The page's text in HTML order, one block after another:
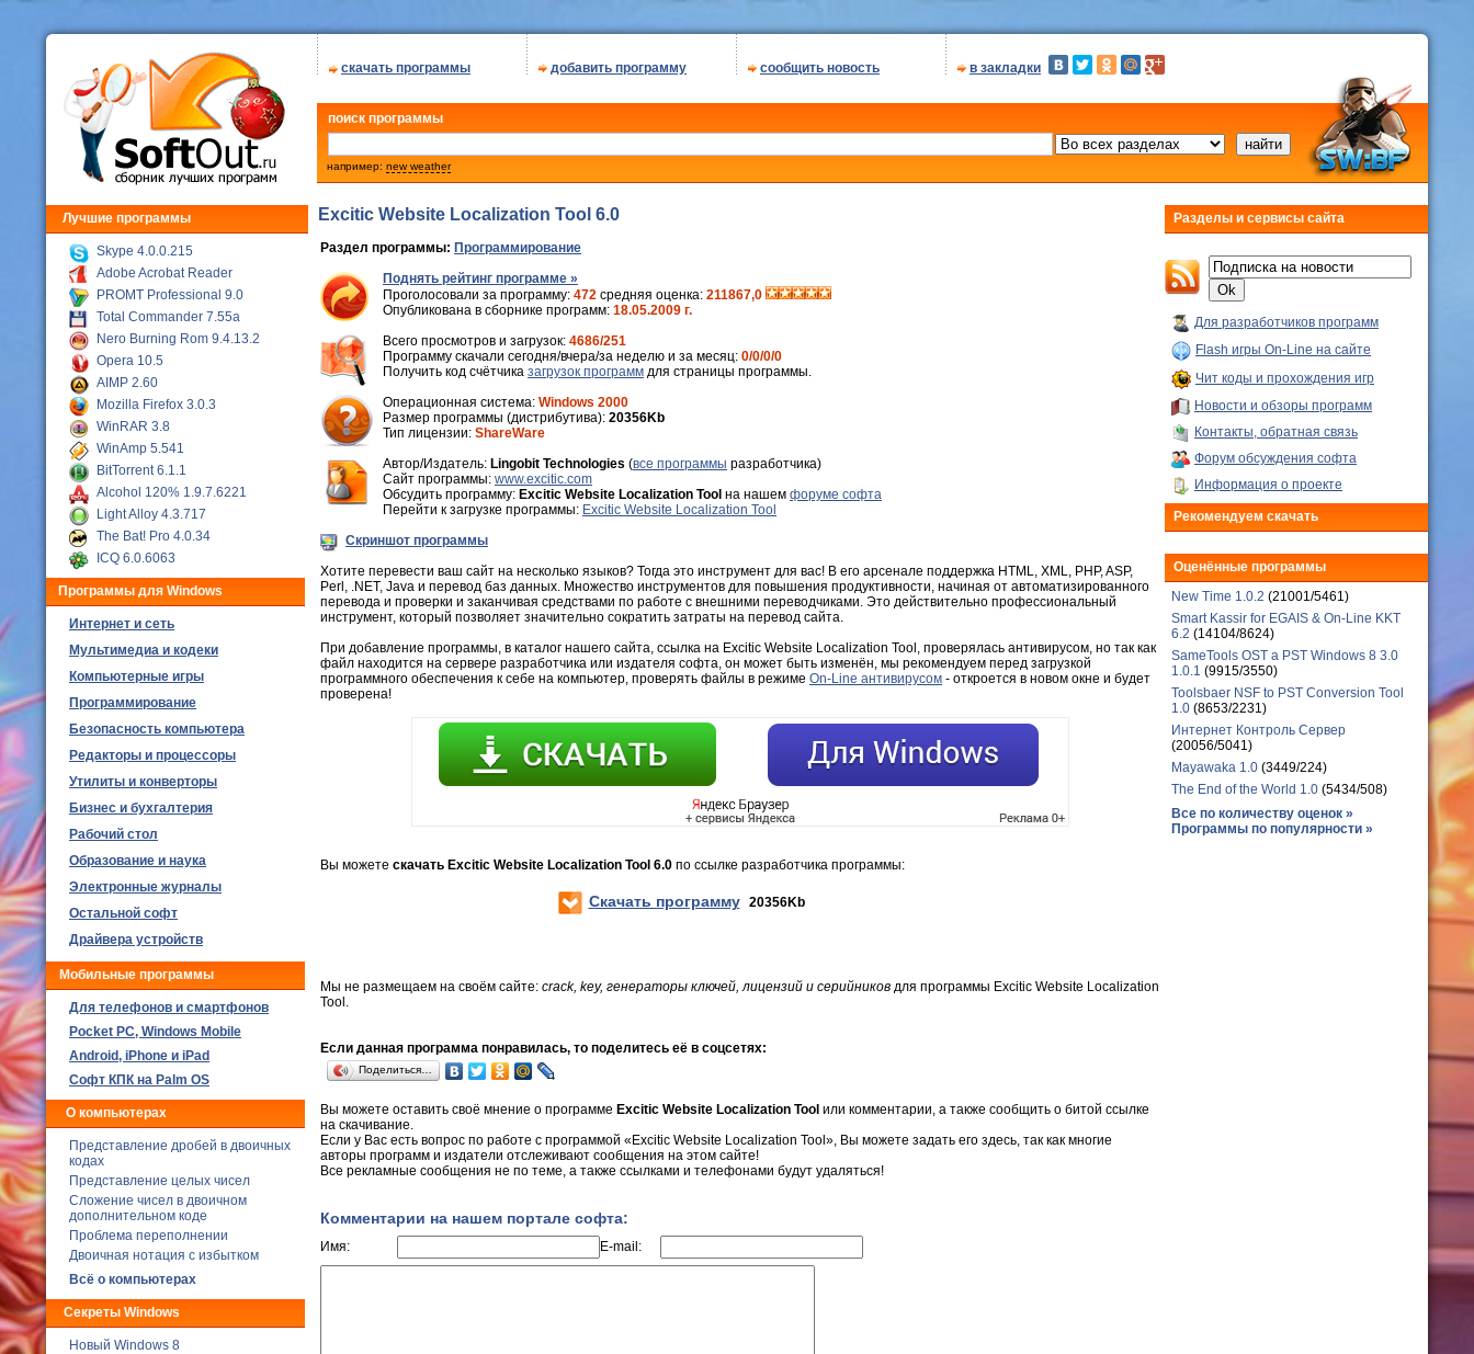
скачать программы добавить программу сообщить новость в закладки
поиск программы
например: new weather
Лучшие программы
Skype 4.0.0.215
Adobe Acrobat Reader
PROMT Professional 9.0
Total Commander 7.55a
Nero Burning Rom 9.4.13.2
Opera 10.5
AIMP 2.60
Mozilla Firefox 3.0.3
WinRAR 3.8
WinAmp 5.541
BitTorrent 6.1.1
Alcohol 120% 1.9.7.6221
Light Alloy 4.3.717
The Bat! Pro 4.0.34
ICQ 6.0.6063
Программы для Windows
Интернет и сеть
Мультимедиа и кодеки
Компьютерные игры
Программирование
Безопасность компьютера
Редакторы и процессоры
Утилиты и конверторы
Бизнес и бухгалтерия
Рабочий стол
Образование и наука
Электронные журналы
Остальной софт
Драйвера устройств
Мобильные программы
Для телефонов и смартфонов
Poсket PC, Windows Mobile
Android, iPhone и iPad
Софт КПК на Palm OS
О компьютерах
Представление дробей в двоичных
кодах
Представление целых чисел
Сложение чисел в двоичном
дополнительном коде
Проблема переполнении
Двоичная нотация с избытком
Всё о компьютерах
Секреты Windows
Новый Windows 8
Excitic Website Localization Tool 6.0
Раздел программы: Программирование
Поднять рейтинг программе »
Проголосовали за программу: 472 средняя оценка: 211867,0
Опубликована в сборнике программ: 18.05.2009 г.
Всего просмотров и загрузок: 4686/251
Программу скачали сегодня/вчера/за неделю и за месяц: 0/0/0/0
Получить код счётчика загрузок программ для страницы программы.
Операционная система: Windows 2000
Размер программы (дистрибутива): 20356Kb
Тип лицензии: ShareWare
Автор/Издатель: Lingobit Technologies (все программы разработчика)
Cайт программы: www.excitic.com
Обсудить программу: Excitic Website Localization Tool на нашем форуме софта
Перейти к загрузке программы: Excitic Website Localization Tool
Скриншот программы
Хотите перевести ваш сайт на несколько языков? Тогда это инструмент для вас! В его арсенале поддержка HTML, XML, PHP, ASP,
Perl, .NET, Java и перевод баз данных. Множество инструментов для повышения продуктивности, начиная от автоматизированного
перевода и проверки и заканчивая средствами по работе с внешними переводчиками. Это действительно профессиональный
инструмент, который позволяет значительно сократить затраты на перевод сайта.
При добавление программы, в каталог нашего сайта, ссылка на Excitic Website Localization Tool, проверялась антивирусом, но так как
файл находится на сервере разработчика или издателя софта, он может быть изменён, мы рекомендуем перед загрузкой
программного обеспечения к себе на компьютер, проверять файлы в режиме On-Line антивирусом - откроется в новом окне и будет
проверена!
Вы можете скачать Excitic Website Localization Tool 6.0 по ссылке разработчика программы:
Скачать программу 20356Kb
Мы не размещаем на своём сайте: crack, key, генераторы ключей, лицензий и серийников для программы Excitic Website Localization
Tool.
Если данная программа понравилась, то поделитесь её в соцсетях:
Поделиться…
Вы можете оставить своё мнение о программе Excitic Website Localization Tool или комментарии, а также сообщить о битой ссылке
на скачивание.
Если у Вас есть вопрос по работе с программой «Excitic Website Localization Tool», Вы можете задать его здесь, так как многие
авторы программ и издатели отслеживают сообщения на этом сайте!
Все рекламные сообщения не по теме, а также ссылками и телефонами будут удаляться!
Комментарии на нашем портале софта:
Имя: E-mail:
Разделы и сервисы сайта
Для разработчиков программ
Flash игры On-Line на сайте
Чит коды и прохождения игр
Новости и обзоры программ
Контакты, обратная связь
Форум обсуждения софта
Информация о проекте
Рекомендуем скачать
Оценённые программы
New Time 1.0.2 (21001/5461)
Smart Kassir for EGAIS & On-Line KKT
6.2 (14104/8624)
SameTools OST a PST Windows 8 3.0
1.0.1 (9915/3550)
Toolsbaer NSF to PST Conversion Tool
1.0 (8653/2231)
Интернет Контроль Сервер
(20056/5041)
Mayawaka 1.0 (3449/224)
The End of the World 1.0 (5434/508)
Все по количеству оценок »
Программы по популярности »